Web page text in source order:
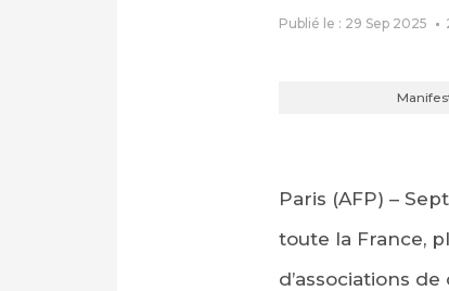
Publié le : 29 Sep 2025
Paris (AFP) –
toute la France,
d’associations